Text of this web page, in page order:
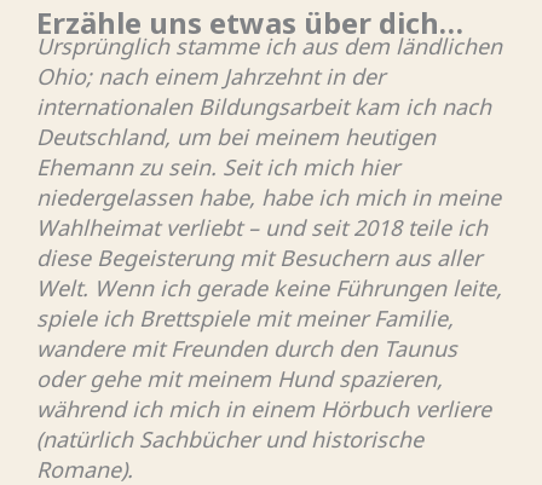
Erzähle uns etwas über dich…
Ursprünglich stamme ich aus dem ländlichen
Ohio; nach einem Jahrzehnt in der
internationalen Bildungsarbeit kam ich nach
Deutschland, um bei meinem heutigen
Ehemann zu sein. Seit ich mich hier
niedergelassen habe, habe ich mich in meine
Wahlheimat verliebt – und seit 2018 teile ich
diese Begeisterung mit Besuchern aus aller
Welt. Wenn ich gerade keine Führungen leite,
spiele ich Brettspiele mit meiner Familie,
wandere mit Freunden durch den Taunus
oder gehe mit meinem Hund spazieren,
während ich mich in einem Hörbuch verliere
(natürlich Sachbücher und historische
Romane).